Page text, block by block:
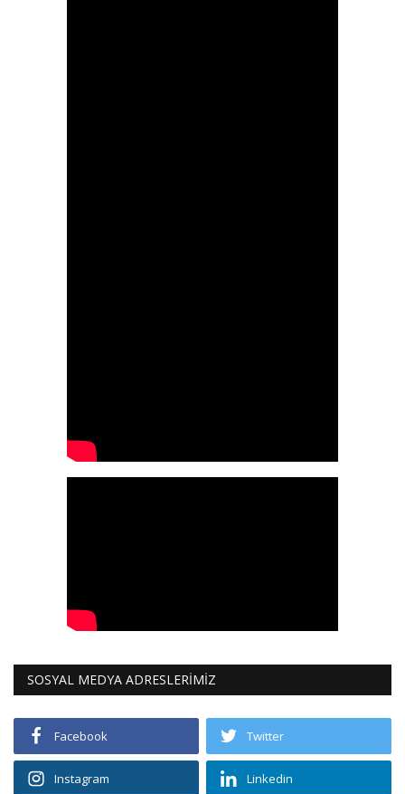
SOSYAL MEDYA ADRESLERİMİZ
Facebook Twitter
Instagram Linkedin